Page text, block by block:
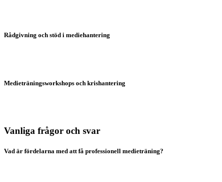
Rådgivning och stöd i mediehantering
Medieträningsworkshops och krishantering
Vanliga frågor och svar
Vad är fördelarna med att få professionell medieträning?